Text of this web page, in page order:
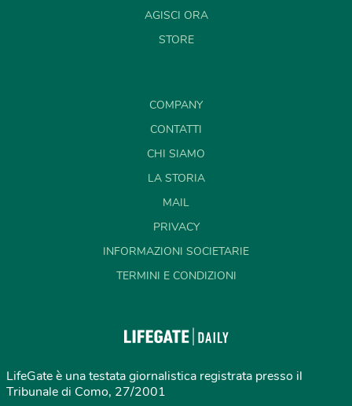
AGISCI ORA
STORE
COMPANY
CONTATTI
CHI SIAMO
LA STORIA
MAIL
PRIVACY
INFORMAZIONI SOCIETARIE
TERMINI E CONDIZIONI
LifeGate è una testata giornalistica registrata presso il
Tribunale di Como, 27/2001